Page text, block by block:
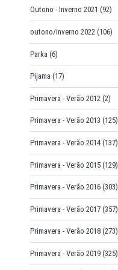
Outono - Inverno 2021 (92)
outono/inverno 2022 (106)
Parka (6)
Pijama (17)
Primavera - Verão 2012 (2)
Primavera - Verão 2013 (125)
Primavera - Verão 2014 (137)
Primavera - Verão 2015 (129)
Primavera - Verão 2016 (303)
Primavera - Verão 2017 (357)
Primavera - Verão 2018 (273)
Primavera - Verão 2019 (325)